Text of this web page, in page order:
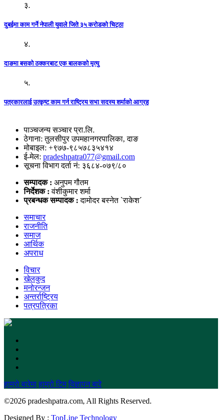
३.
दुबईमा काम गर्ने नेपाली युवाले जिते ३५ करोडको चिट्ठा
४.
दाङमा बसको ठक्करबाट एक बालकको मृत्यु
५.
पत्रकारलाई उत्कृष्ट काम गर्न राष्ट्रिय सभा सदस्य शर्माको आग्रह
पाञ्चजन्य सञ्चार प्रा.लि.
ठेगाना: तुलसीपुर उपमहानगरपालिका, दाङ
मोबाइल: +९७७-९८५७८३५४१४
ई-मेल: pradeshpatra077@gmail.com
सूचना विभाग दर्ता नं: ३६८४-०७९/८०
सम्पादक : अनुपम गौतम
निर्देशक :वंशीकुमार शर्मा
प्रबन्धक सम्पादक :दामोदर बस्नेत `राकेश´
समाचार
राजनीति
समाज
आर्थिक
अपराध
विचार
खेलकुद
मनोरन्जन
अन्तर्राष्ट्रिय
पत्रपत्रिका
हाम्रो बारेमा हाम्रो टिम विज्ञापन बारे
©2026 pradeshpatra.com, All Rights Reserved.
Designed By : TopLine Technology